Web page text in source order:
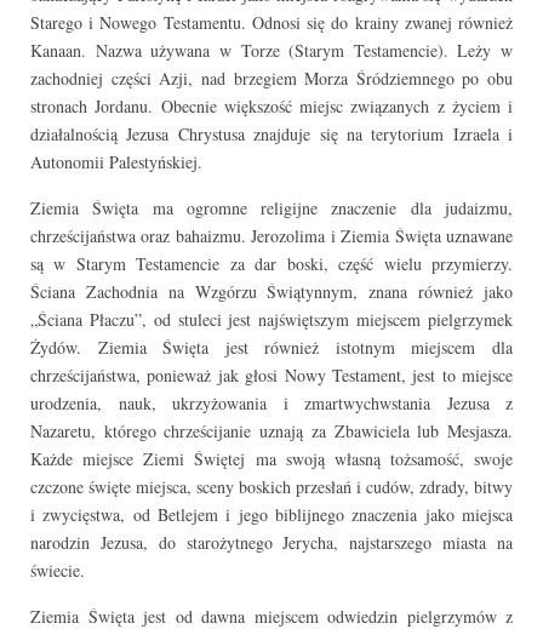
Starego i Nowego Testamentu. Odnosi się do krainy zwanej również
Kanaan. Nazwa używana w Torze (Starym Testamencie). Leży w
zachodniej części Azji, nad brzegiem Morza Śródziemnego po obu
stronach Jordanu. Obecnie większość miejsc związanych z życiem i
działalnością Jezusa Chrystusa znajduje się na terytorium Izraela i
Autonomii Palestyńskiej.
Ziemia Święta ma ogromne religijne znaczenie dla judaizmu,
chrześcijaństwa oraz bahaizmu. Jerozolima i Ziemia Święta uznawane
są w Starym Testamencie za dar boski, część wielu przymierzy.
Ściana Zachodnia na Wzgórzu Świątynnym, znana również jako
„Ściana Płaczu”, od stuleci jest najświętszym miejscem pielgrzymek
Żydów. Ziemia Święta jest również istotnym miejscem dla
chrześcijaństwa, ponieważ jak głosi Nowy Testament, jest to miejsce
urodzenia, nauk, ukrzyżowania i zmartwychwstania Jezusa z
Nazaretu, którego chrześcijanie uznają za Zbawiciela lub Mesjasza.
Każde miejsce Ziemi Świętej ma swoją własną tożsamość, swoje
czczone święte miejsca, sceny boskich przesłań i cudów, zdrady, bitwy
i zwycięstwa, od Betlejem i jego biblijnego znaczenia jako miejsca
narodzin Jezusa, do starożytnego Jerycha, najstarszego miasta na
świecie.
Ziemia Święta jest od dawna miejscem odwiedzin pielgrzymów z